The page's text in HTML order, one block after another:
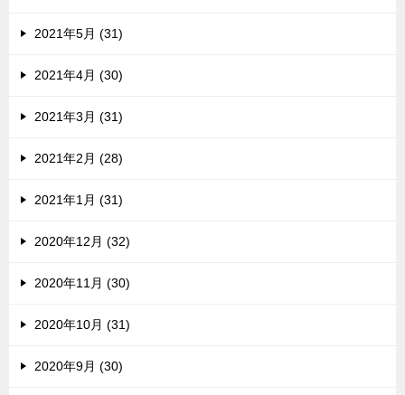
2021年5月 (31)
2021年4月 (30)
2021年3月 (31)
2021年2月 (28)
2021年1月 (31)
2020年12月 (32)
2020年11月 (30)
2020年10月 (31)
2020年9月 (30)